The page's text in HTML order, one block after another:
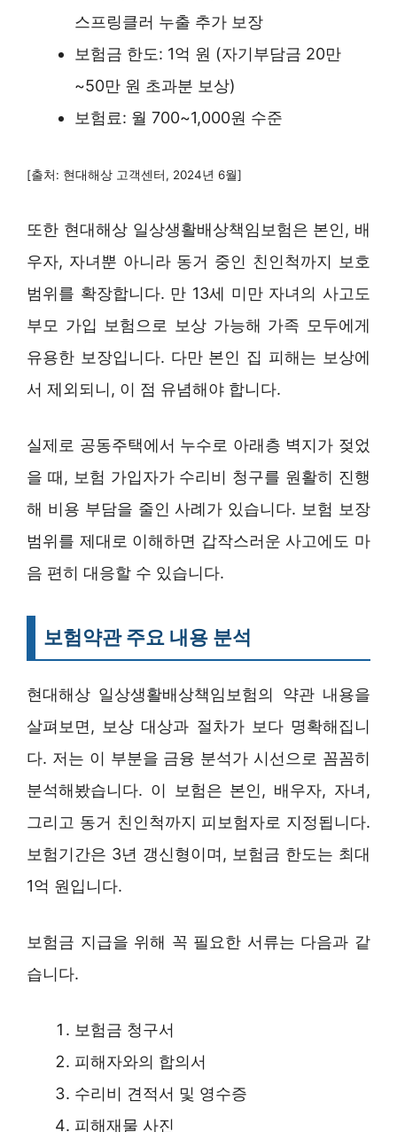
스프링클러 누출 추가 보장
보험금 한도: 1억 원 (자기부담금 20만
~50만 원 초과분 보상)
보험료: 월 700~1,000원 수준
[출처: 현대해상 고객센터, 2024년 6월]
또한 현대해상 일상생활배상책임보험은 본인, 배
우자, 자녀뿐 아니라 동거 중인 친인척까지 보호
범위를 확장합니다. 만 13세 미만 자녀의 사고도
부모 가입 보험으로 보상 가능해 가족 모두에게
유용한 보장입니다. 다만 본인 집 피해는 보상에
서 제외되니, 이 점 유념해야 합니다.
실제로 공동주택에서 누수로 아래층 벽지가 젖었
을 때, 보험 가입자가 수리비 청구를 원활히 진행
해 비용 부담을 줄인 사례가 있습니다. 보험 보장
범위를 제대로 이해하면 갑작스러운 사고에도 마
음 편히 대응할 수 있습니다.
보험약관 주요 내용 분석
현대해상 일상생활배상책임보험의 약관 내용을
살펴보면, 보상 대상과 절차가 보다 명확해집니
다. 저는 이 부분을 금융 분석가 시선으로 꼼꼼히
분석해봤습니다. 이 보험은 본인, 배우자, 자녀,
그리고 동거 친인척까지 피보험자로 지정됩니다.
보험기간은 3년 갱신형이며, 보험금 한도는 최대
1억 원입니다.
보험금 지급을 위해 꼭 필요한 서류는 다음과 같
습니다.
보험금 청구서
피해자와의 합의서
수리비 견적서 및 영수증
피해재물 사진